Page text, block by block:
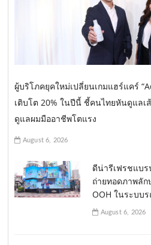
ผู้บริโภคยุคใหม่เปลี่ยนเกมแฮร์แคร์
เติบโต 20% ในปีนี้ ชี้คนไทยหันดูแล
ดูแลผมมืออาชีพโตแรง
August 6, 2026
ดีน่ารีเฟรชแบ
ถ่ายทอดภาพลั
OOH ในระบบ
August 6, 2026